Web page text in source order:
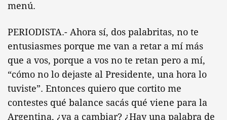
menú.
PERIODISTA.- Ahora sí, dos palabritas, no te
entusiasmes porque me van a retar a mí más
que a vos, porque a vos no te retan pero a mí,
“cómo no lo dejaste al Presidente, una hora lo
tuviste”. Entonces quiero que cortito me
contestes qué balance sacás qué viene para la
Argentina, ¿va a cambiar? ¿Hay una palabra de